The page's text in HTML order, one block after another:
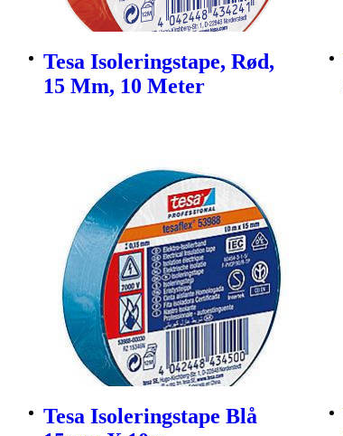
Tesa Isoleringstape, Rød,
15 Mm, 10 Meter
Tesa Isoleringstape Blå